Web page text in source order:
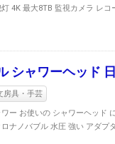
4K 最大8TB 監視カメラ レコ
シャワーヘッド
房具・手芸
ー お使いの シャワーヘッド
ナノバブル 水圧 強い アダプ